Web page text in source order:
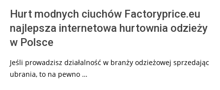
Hurt modnych ciuchów Factoryprice.eu
najlepsza internetowa hurtownia odzieży
w Polsce
Jeśli prowadzisz działalność w branży odzieżowej sprzedając
ubrania, to na pewno …